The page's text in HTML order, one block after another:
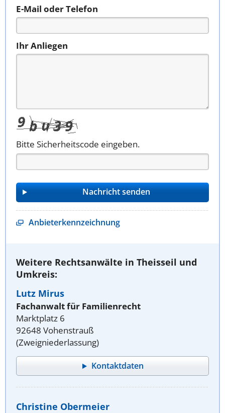
E-Mail oder Telefon
Ihr Anliegen
Bitte Sicherheitscode eingeben.
Anbieterkennzeichnung
Weitere Rechtsanwälte in Theisseil und
Umkreis:
Lutz Mirus
Fachanwalt für Familienrecht
Marktplatz 6
92648 Vohenstrauß
(Zweigniederlassung)
Kontaktdaten
Christine Obermeier